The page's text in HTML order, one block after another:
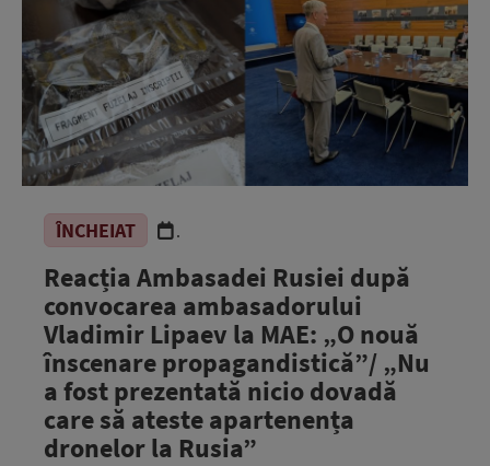
ÎNCHEIAT .
Reacția Ambasadei Rusiei după
convocarea ambasadorului
Vladimir Lipaev la MAE: „O nouă
înscenare propagandistică”/ „Nu
a fost prezentată nicio dovadă
care să ateste apartenența
dronelor la Rusia”